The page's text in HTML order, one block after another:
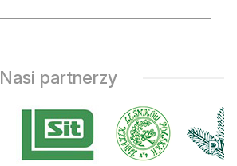
Nasi partnerzy